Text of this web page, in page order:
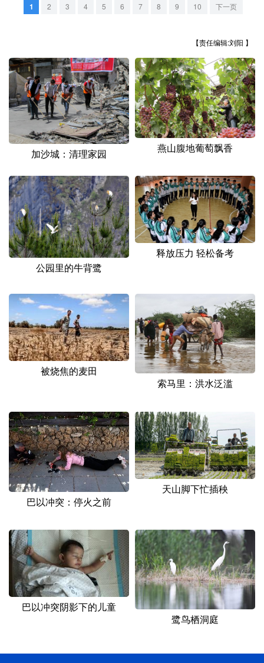
多语种频道
عربى
Русский язык 日本語 한국어
Deutsch Português
1 2 3 4 5 6 7 8 9 10 下一页
【责任编辑:刘阳 】
加沙城：清理家园 燕山腹地葡萄飘香
公园里的牛背鹭
释放压力 轻松备考
被烧焦的麦田
索马里：洪水泛滥
巴以冲突：停火之前
天山脚下忙插秧
巴以冲突阴影下的儿童
鹭鸟栖洞庭